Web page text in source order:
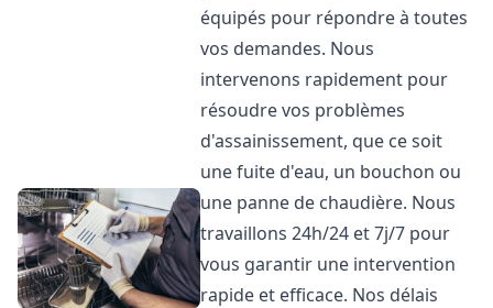
équipés pour répondre à toutes
vos demandes. Nous
intervenons rapidement pour
résoudre vos problèmes
d'assainissement, que ce soit
une fuite d'eau, un bouchon ou
une panne de chaudière. Nous
travaillons 24h/24 et 7j/7 pour
vous garantir une intervention
rapide et efficace. Nos délais